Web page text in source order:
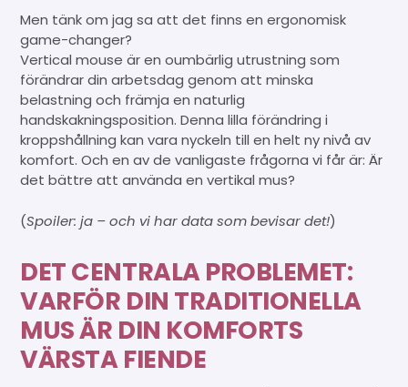
Men tänk om jag sa att det finns en ergonomisk
game-changer?
Vertical mouse är en oumbärlig utrustning som
förändrar din arbetsdag genom att minska
belastning och främja en naturlig
handskakningsposition. Denna lilla förändring i
kroppshållning kan vara nyckeln till en helt ny nivå av
komfort. Och en av de vanligaste frågorna vi får är: Är
det bättre att använda en vertikal mus?
(Spoiler: ja – och vi har data som bevisar det!)
DET CENTRALA PROBLEMET:
VARFÖR DIN TRADITIONELLA
MUS ÄR DIN KOMFORTS
VÄRSTA FIENDE